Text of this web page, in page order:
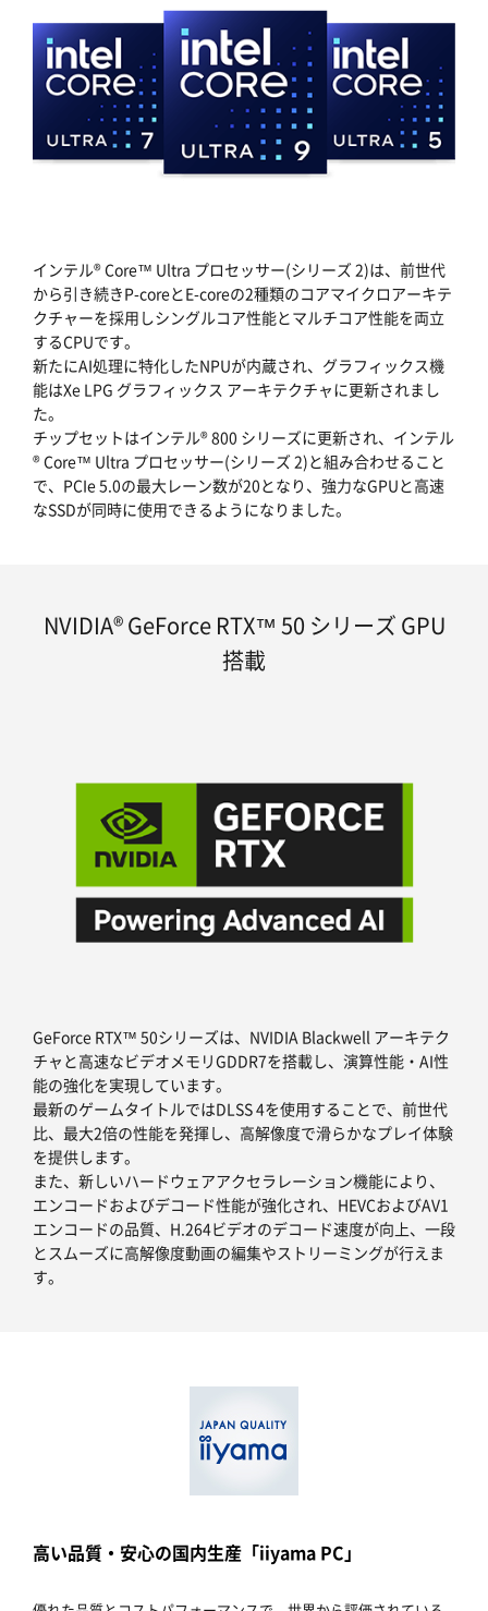
インテル® Core™ Ultra プロセッサー(シリーズ 2)は、前世代
から引き続きP-coreとE-coreの2種類のコアマイクロアーキテ
クチャーを採用しシングルコア性能とマルチコア性能を両立
するCPUです。
新たにAI処理に特化したNPUが内蔵され、グラフィックス機
能はXe LPG グラフィックス アーキテクチャに更新されまし
た。
チップセットはインテル® 800 シリーズに更新され、インテル
® Core™ Ultra プロセッサー(シリーズ 2)と組み合わせること
で、PCIe 5.0の最大レーン数が20となり、強力なGPUと高速
なSSDが同時に使用できるようになりました。
NVIDIA® GeForce RTX™ 50 シリーズ GPU
搭載
GeForce RTX™ 50シリーズは、NVIDIA Blackwell アーキテク
チャと高速なビデオメモリGDDR7を搭載し、演算性能・AI性
能の強化を実現しています。
最新のゲームタイトルではDLSS 4を使用することで、前世代
比、最大2倍の性能を発揮し、高解像度で滑らかなプレイ体験
を提供します。
また、新しいハードウェアアクセラレーション機能により、
エンコードおよびデコード性能が強化され、HEVCおよびAV1
エンコードの品質、H.264ビデオのデコード速度が向上、一段
とスムーズに高解像度動画の編集やストリーミングが行えま
す。
高い品質・安心の国内生産「iiyama PC」